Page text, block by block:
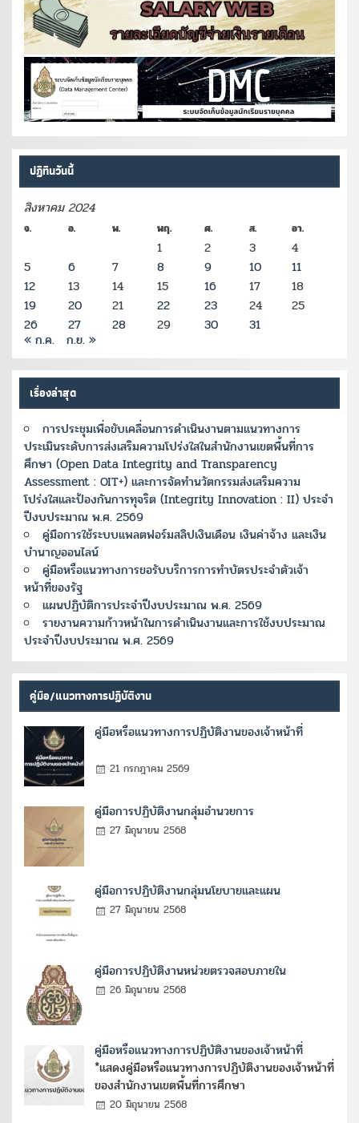
ปฏิทินวันนี้
สิงหาคม 2024
จ. อ. พ. พฤ. ศ. ส. อา.
1 2 3
4
5
6 7 8 9 10
11
12
13 14 15 16 17
18
19
20 21 22 23 24
25
26
27 28 29 30 31
« ก.ค. ก.ย. »
เรื่องล่าสุด
การประชุมเพื่อขับเคลื่อนการดำเนินงานตามแนวทางการ
ประเมินระดับการส่งเสริมความโปร่งใสในสำนักงานเขตพื้นที่การ
ศึกษา (Open Data Integrity and Transparency
Assessment : OIT+) และการจัดทำนวัตกรรมส่งเสริมความ
โปร่งใสและป้องกันการทุจริต (Integrity Innovation : II) ประจำ
ปีงบประมาณ พ.ศ. 2569
คู่มือการใช้ระบบแพลตฟอร์มสลิปเงินเดือน เงินค่าจ้าง และเงิน
บำนาญออนไลน์
คู่มือหรือแนวทางการขอรับบริการการทำบัตรประจำตัวเจ้า
หน้าที่ของรัฐ
แผนปฏิบัติการประจำปีงบประมาณ พ.ศ. 2569
รายงานความก้าวหน้าในการดำเนินงานและการใช้งบประมาณ
ประจำปีงบประมาณ พ.ศ. 2569
คู่มือ/แนวทางการปฏิบัติงาน
คู่มือหรือแนวทางการปฏิบัติงานของเจ้าหน้าที่
21 กรกฎาคม 2569
คู่มือการปฏิบัติงานกลุ่มอำนวยการ
27 มิถุนายน 2568
คู่มือการปฏิบัติงานกลุ่มนโยบายและแผน
27 มิถุนายน 2568
คู่มือการปฏิบัติงานหน่วยตรวจสอบภายใน
26 มิถุนายน 2568
คู่มือหรือแนวทางการปฏิบัติงานของเจ้าหน้าที่
*แสดงคู่มือหรือแนวทางการปฏิบัติงานของเจ้าหน้าที่
ของสำนักงานเขตพื้นที่การศึกษา
20 มิถุนายน 2568